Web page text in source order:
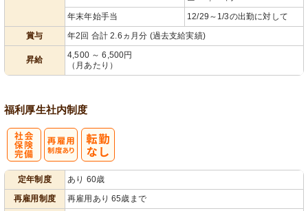
年末年始手当
12/29～1/3の出勤に対して
賞与
年2回 合計 2.6ヵ月分 (過去支給実績)
昇給
4,500 ～ 6,500円
（月あたり）
福利厚生社内制度
定年制度
あり 60歳
再雇用制度
再雇用あり 65歳まで